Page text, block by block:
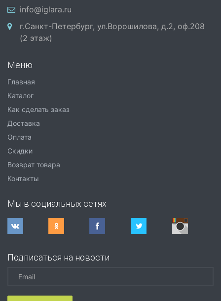
info@iglara.ru
г.Санкт-Петербург, ул.Ворошилова, д.2, оф.208
(2 этаж)
Меню
Главная
Каталог
Как сделать заказ
Доставка
Оплата
Скидки
Возврат товара
Контакты
Мы в социальных сетях
Подписаться на новости